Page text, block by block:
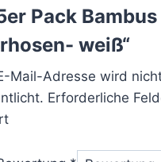
Pack Bambus
weiß“
Mail-Adresse wird
Erforderliche